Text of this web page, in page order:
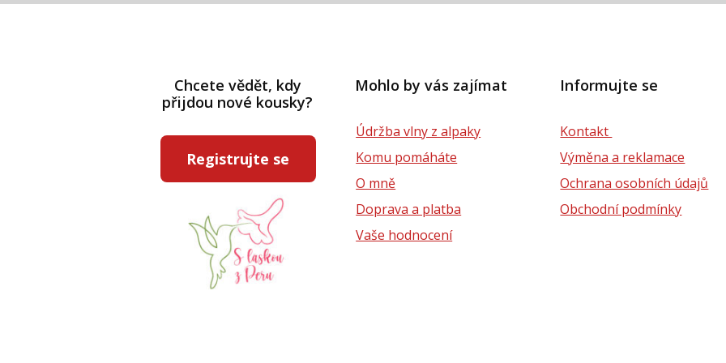
Chcete vědět, kdy
přijdou nové kousky?
Registrujte se
Mohlo by vás zajímat
Údržba vlny z alpaky
Komu pomáháte
O mně
Doprava a platba
Vaše hodnocení
Informujte se
Kontakt
Výměna a reklamace
Ochrana osobních údajů
Obchodní podmínky